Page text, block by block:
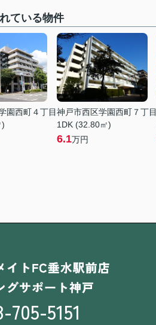
ている物件
園西町４丁目
)
神戸市西区学園西町７丁目
1DK (32.80㎡)
6.1万円
705-5151